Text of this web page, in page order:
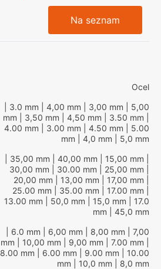
Na seznam
Ocel
| 3.0 mm | 4,00 mm | 3,00 mm | 5,00
mm | 3,50 mm | 4,50 mm | 3.50 mm
4.00 mm | 3.00 mm | 4.50 mm | 5.00
mm | 4,0 mm | 5,0 mm
| 35,00 mm | 40,00 mm | 15,00 mm
30,00 mm | 30.00 mm | 25,00 mm
20,00 mm | 13,00 mm | 17,00 mm
25.00 mm | 35.00 mm | 17.00 mm
13.00 mm | 50,0 mm | 15,0 mm | 17.0
mm | 45,0 mm
| 6.0 mm | 6,00 mm | 8,00 mm | 7,00
mm | 10,00 mm | 9,00 mm | 7.00 mm
8.00 mm | 6.00 mm | 9.00 mm | 10.00
mm | 10,0 mm | 8,0 mm